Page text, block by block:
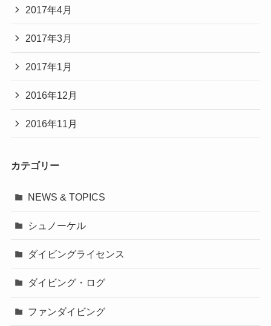
2017年4月
2017年3月
2017年1月
2016年12月
2016年11月
カテゴリー
NEWS & TOPICS
シュノーケル
ダイビングライセンス
ダイビング・ログ
ファンダイビング